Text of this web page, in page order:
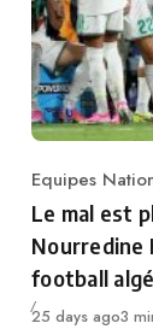
Category
Equipes
Le mal est
Nourredine
football
Publié
25 days ago3